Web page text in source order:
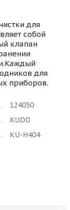
для
собой
клапан
для
приборов.
124050
KUDO
KU-H404